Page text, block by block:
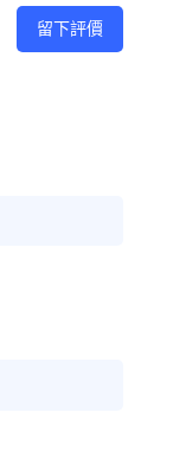
留下評價